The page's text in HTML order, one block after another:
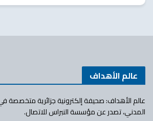
عالم الأهداف
عالم الأهداف: صحيفة إلكترونية جزائرية متخصصة
المدني، تصدر عن مؤسسة النبراس للاتصال.